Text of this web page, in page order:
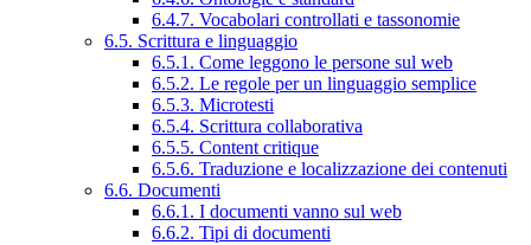
6.4.7. Vocabolari controllati e tassonomie
6.5. Scrittura e linguaggio
6.5.1. Come leggono le persone sul web
6.5.2. Le regole per un linguaggio semplice
6.5.3. Microtesti
6.5.4. Scrittura collaborativa
6.5.5. Content critique
6.5.6. Traduzione e localizzazione dei contenuti
6.6. Documenti
6.6.1. I documenti vanno sul web
6.6.2. Tipi di documenti